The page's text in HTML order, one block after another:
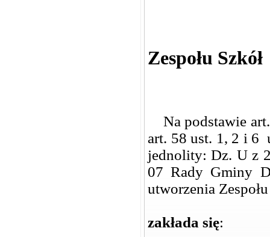
Zespołu
Na podstawie
art. 58 ust. 1, 2 i 6
jednolity: Dz. U z
07 Rady Gminy
utworzenia
zakłada się: